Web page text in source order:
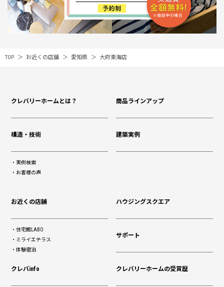
TOP お近くの店舗 愛知県 大府東海店
クレバリーホームとは？ 商品ラインアップ
構造・技術 建築実例
実例検索
お客様の声
お近くの店舗 ハウジングスクエア
住宅館LABO
ミライエテラス
体験宿泊
サポート
クレバinfo クレバリーホームの受賞歴